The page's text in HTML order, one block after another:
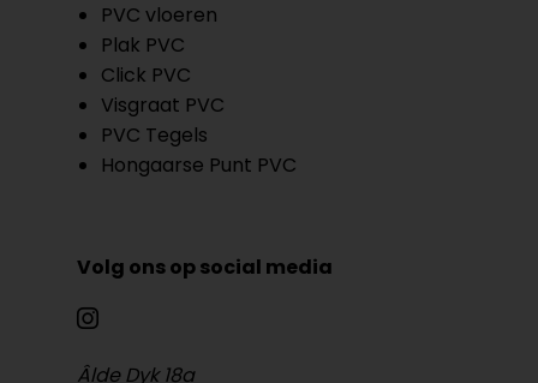
PVC vloeren
Plak PVC
Click PVC
Visgraat PVC
PVC Tegels
Hongaarse Punt PVC
Volg ons op social media
Âlde Dyk 18a